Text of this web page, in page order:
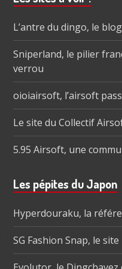
subsidiaire
L’antre du dingo, le
Sniperland, le pilier
verrou
oioiairsoft, l’airsoft
Le site du Collectif
5.95 Airsoft, une
Les pépites du Japon
Hyperdouraku, la
SG Fashion Snap, le